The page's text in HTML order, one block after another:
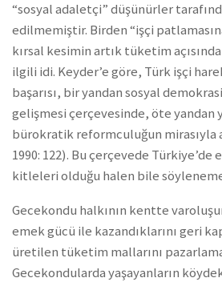
“sosyal adaletçi” düşünürler
edilmemiştir. Birden “işçi
kırsal kesimin artık tüketim
ilgili idi. Keyder’e göre, Türk işçi
başarısı, bir yandan sosyal
gelişmesi çerçevesinde, öte yandan
bürokratik reformculuğun mirasıyla
1990: 122). Bu çerçevede
kitleleri olduğu halen bile
Gecekondu halkının kentte
emek gücü ile kazandıklarını geri
üretilen tüketim mallarını
Gecekondularda yaşayanların